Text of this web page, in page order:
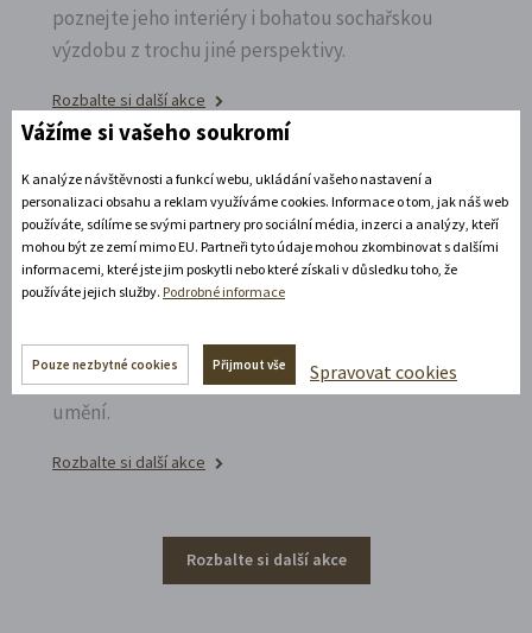
poznejte jeho interiéry i bohatou sochařskou
výzdobu z trochu jiné perspektivy.
Rozbalte si další akce
Noční prohlídka piaristického chrámu
Poznejte vrcholně barokní architekturu v
světlem, paprsky laserového kříže protínají
klenby a chrám ožívá instalacemi současného
umění.
Rozbalte si další akce
Rozbalte si další akce
Vážíme si vašeho soukromí
K analýze návštěvnosti a funkcí webu, ukládání vašeho nastavení a
personalizaci obsahu a reklam využíváme cookies. Informace o tom, jak náš web
používáte, sdílíme se svými partnery pro sociální média, inzerci a analýzy, kteří
mohou být ze zemí mimo EU. Partneři tyto údaje mohou zkombinovat s dalšími
informacemi, které jste jim poskytli nebo které získali v důsledku toho, že
používáte jejich služby. Podrobné informace
Pouze nezbytné cookies Přijmout vše Spravovat cookies